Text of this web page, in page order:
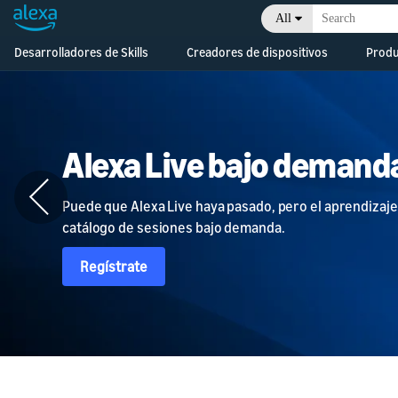
All
Desarrolladores de Skills
Recursos
Crea un negocio
Consola de desarrollo
Creadores de dispositivos
Dispositivos
conectados
Conecta tus
dispositivos
Alexa Live bajo
Puede que Alexa Live haya pasado, pero el
catálogo de sesiones bajo demanda.
Regístrate